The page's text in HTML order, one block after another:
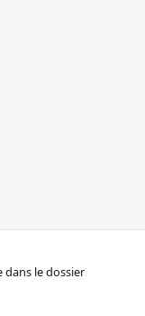
dans le dossier